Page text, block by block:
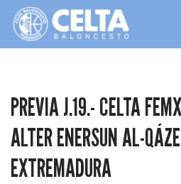
Saltar
PREVIA J.19.- CELTA
ALTER ENERSUN AL-
EXTREMADURA